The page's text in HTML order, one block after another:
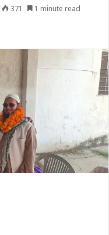
371 1 minute read